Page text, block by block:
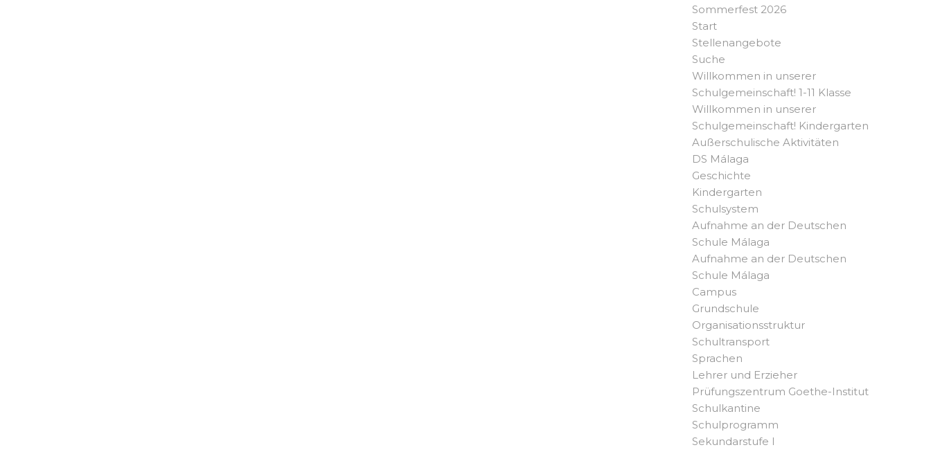
Sommerfest 2026
Start
Stellenangebote
Suche
Willkommen in unserer
Schulgemeinschaft! 1-11 Klasse
Willkommen in unserer
Schulgemeinschaft! Kindergarten
Außerschulische Aktivitäten
DS Málaga
Geschichte
Kindergarten
Schulsystem
Aufnahme an der Deutschen
Schule Málaga
Aufnahme an der Deutschen
Schule Málaga
Campus
Grundschule
Organisationsstruktur
Schultransport
Sprachen
Lehrer und Erzieher
Prüfungszentrum Goethe-Institut
Schulkantine
Schulprogramm
Sekundarstufe I